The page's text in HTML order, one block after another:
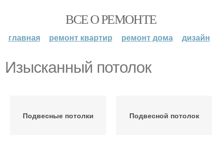
ВСЕ О РЕМОНТЕ
главная ремонт квартир ремонт дома дизайн
Изысканный потолок
Подвесные потолки Подвесной потолок